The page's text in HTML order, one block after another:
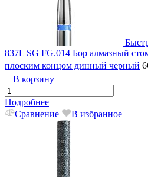
837L SG FG.014 Бор алмазный
плоским концом динный черный
В корзину
Подробнее
Сравнение
В избранное